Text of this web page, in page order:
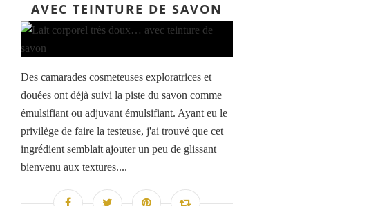
AVEC TEINTURE DE SAVON
Des camarades cosmeteuses exploratrices et
douées ont déjà suivi la piste du savon comme
émulsifiant ou adjuvant émulsifiant. Ayant eu le
privilège de faire la testeuse, j'ai trouvé que cet
ingrédient semblait ajouter un peu de glissant
bienvenu aux textures....